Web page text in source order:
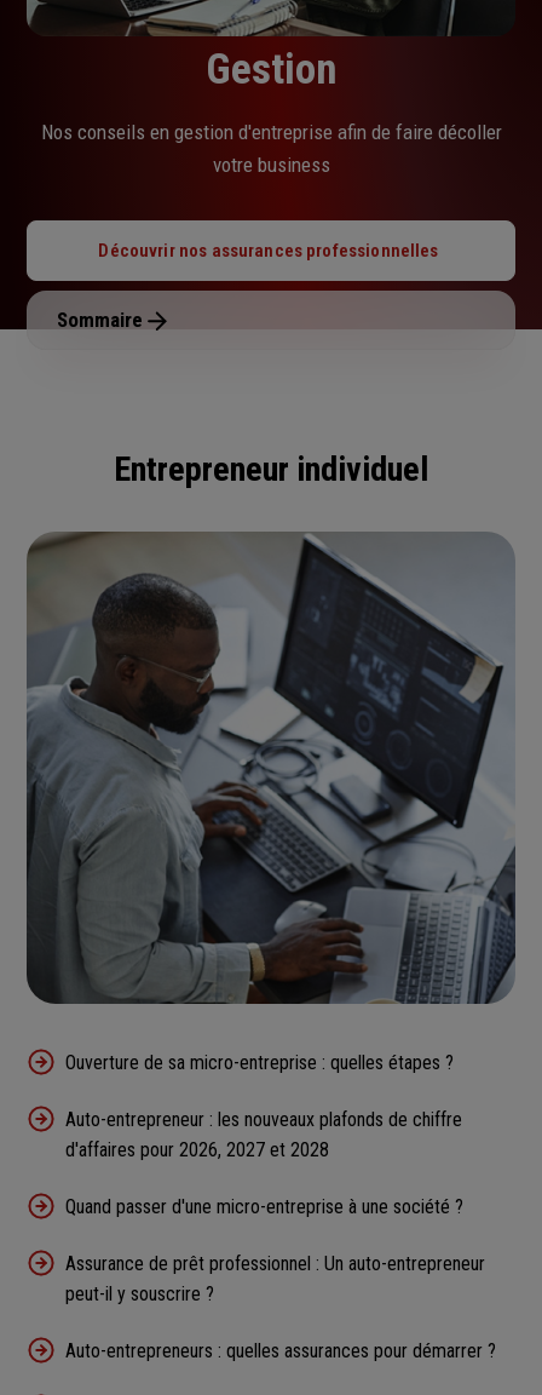
Gestion
Nos conseils en gestion d'entreprise afin de faire décoller
votre business
Découvrir nos assurances professionnelles
Sommaire
Entrepreneur individuel
Ouverture de sa micro-entreprise : quelles étapes ?
Auto-entrepreneur : les nouveaux plafonds de chiffre
d'affaires pour 2026, 2027 et 2028
Quand passer d'une micro-entreprise à une société ?
Assurance de prêt professionnel : Un auto-entrepreneur
peut-il y souscrire ?
Auto-entrepreneurs : quelles assurances pour démarrer ?